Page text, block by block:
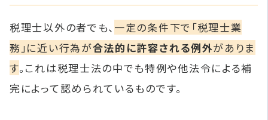
税理士以外の者でも、 一定の条件下で「税理士業
務」に近い行為が合法的に許容される例外がありま
す。これは税理士法の中でも特例や他法令による補
完によって認められているものです。